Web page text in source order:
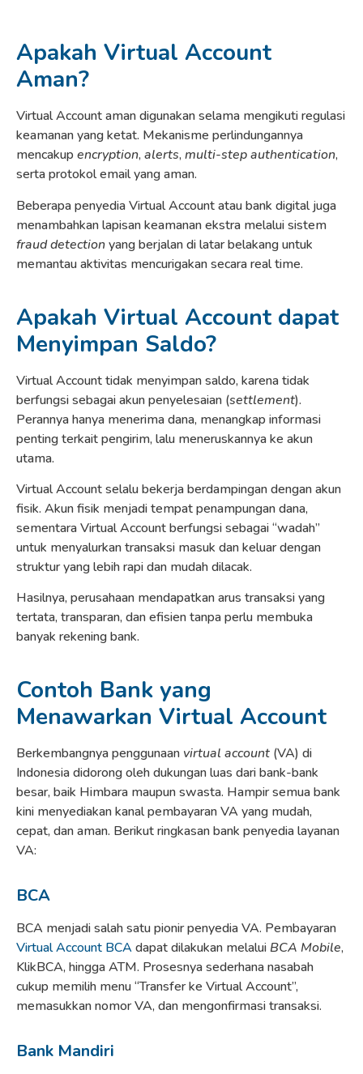
Apakah Virtual Account
Aman?
Virtual Account aman digunakan selama mengikuti regulasi
keamanan yang ketat. Mekanisme perlindungannya
mencakup encryption, alerts, multi-step authentication,
serta protokol email yang aman.
Beberapa penyedia Virtual Account atau bank digital juga
menambahkan lapisan keamanan ekstra melalui sistem
fraud detectionyang berjalan di latar belakang untuk
memantau aktivitas mencurigakan secara real time.
Apakah Virtual Account dapat
Menyimpan Saldo?
Virtual Account tidak menyimpan saldo, karena tidak
berfungsi sebagai akun penyelesaian (settlement).
Perannya hanya menerima dana, menangkap informasi
penting terkait pengirim, lalu meneruskannya ke akun
utama.
Virtual Account selalu bekerja berdampingan dengan akun
fisik. Akun fisik menjadi tempat penampungan dana,
sementara Virtual Account berfungsi sebagai “wadah”
untuk menyalurkan transaksi masuk dan keluar dengan
struktur yang lebih rapi dan mudah dilacak.
Hasilnya, perusahaan mendapatkan arus transaksi yang
tertata, transparan, dan efisien tanpa perlu membuka
banyak rekening bank.
Contoh Bank yang
Menawarkan Virtual Account
Berkembangnya penggunaan virtual account (VA) di
Indonesia didorong oleh dukungan luas dari bank-bank
besar, baik Himbara maupun swasta. Hampir semua bank
kini menyediakan kanal pembayaran VA yang mudah,
cepat, dan aman. Berikut ringkasan bank penyedia layanan
VA:
BCA
BCA menjadi salah satu pionir penyedia VA. Pembayaran
Virtual Account BCAdapat dilakukan melalui BCA Mobile,
KlikBCA, hingga ATM. Prosesnya sederhana nasabah
cukup memilih menu “Transfer ke Virtual Account”,
memasukkan nomor VA, dan mengonfirmasi transaksi.
Bank Mandiri